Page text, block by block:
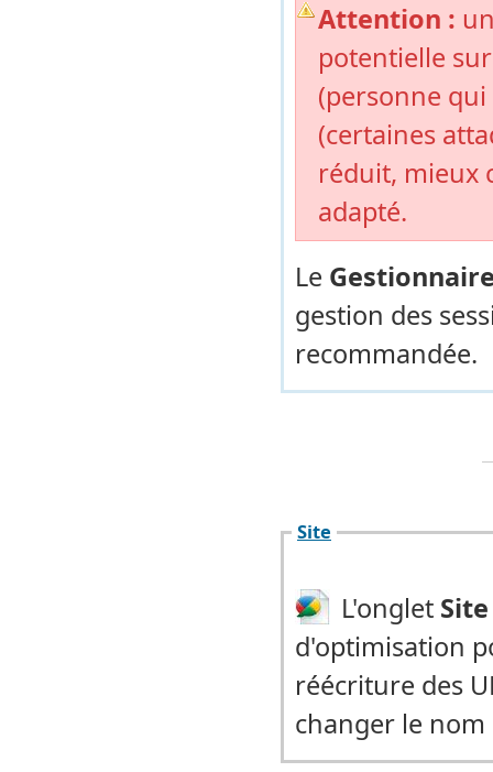
Attention :
potentielle
(personne
(certaines
réduit, mieux
adapté.
Le
gestion des
recommandée.
Site
L'onglet Site
d'optimisation
réécriture des
changer le